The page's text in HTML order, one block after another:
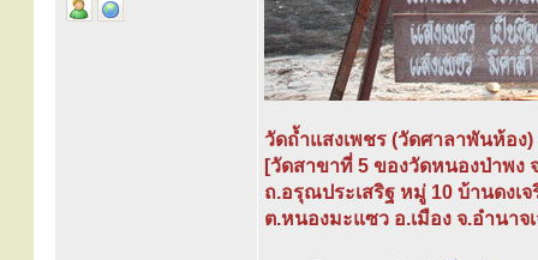
วัดถ้ำแสงเพชร (วัดศาลาพันห้อง)
[วัดสาขาที่ 5 ของวัดหนองป่าพง
ถ.อรุณประเสริฐ หมู่ 10 บ้านดงเ
ต.หนองมะแซว อ.เมือง จ.อำนาจ